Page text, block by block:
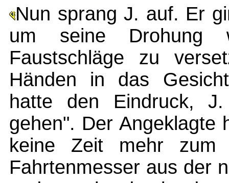
Nun sprang J. auf. Er
um seine Drohung
Faustschläge zu
Händen in das
hatte den Eindruck,
gehen". Der Angeklagte
keine Zeit mehr zum
Fahrtenmesser aus der